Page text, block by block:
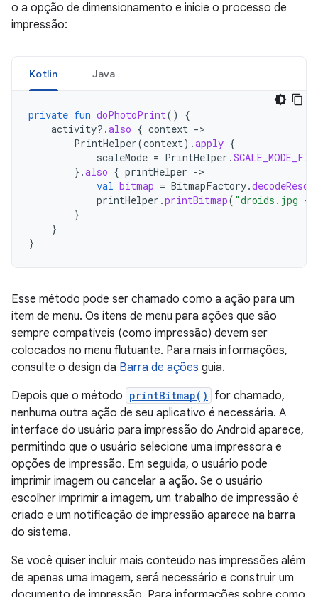
o a opção de dimensionamento e inicie o processo de
impressão:
Kotlin Java
private fun doPhotoPrint()
{
activity?.also { context -
PrintHelper(context).apply {
scaleMode = PrintHelper .SCALE_MODE_FIT
}.also { printHelper -
val bitmap = BitmapFactory.
printHelper .printBitmap( "droids.jpg -
}
}
}
Esse método pode ser chamado como a ação para um
item de menu. Os itens de menu para ações que são
sempre compatíveis (como impressão) devem ser
colocados no menu flutuante. Para mais informações,
consulte o design da Barra de ações guia.
Depois que o método printBitmap()
for chamado,
nenhuma outra ação de seu aplicativo é necessária. A
interface do usuário para impressão do Android aparece,
permitindo que o usuário selecione uma impressora e
opções de impressão. Em seguida, o usuário pode
imprimir imagem ou cancelar a ação. Se o usuário
escolher imprimir a imagem, um trabalho de impressão é
criado e um notificação de impressão aparece na barra
do sistema.
Se você quiser incluir mais conteúdo nas impressões além
de apenas uma imagem, será necessário e construir um